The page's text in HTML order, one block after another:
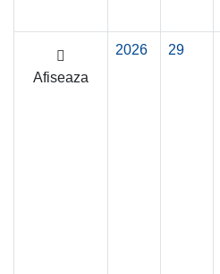
Afiseaza
2026 29